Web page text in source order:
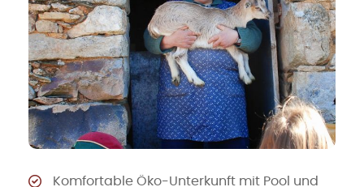
Komfortable Öko-Unterkunft mit Pool und